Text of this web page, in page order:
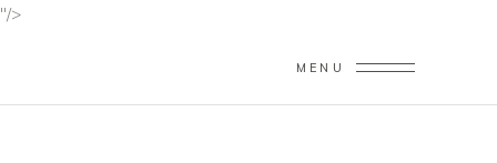
"/>
MENU